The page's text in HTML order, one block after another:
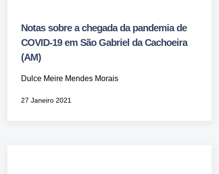
Notas sobre a chegada da pandemia de
COVID-19 em São Gabriel da Cachoeira
(AM)
Dulce Meire Mendes Morais
27 Janeiro 2021